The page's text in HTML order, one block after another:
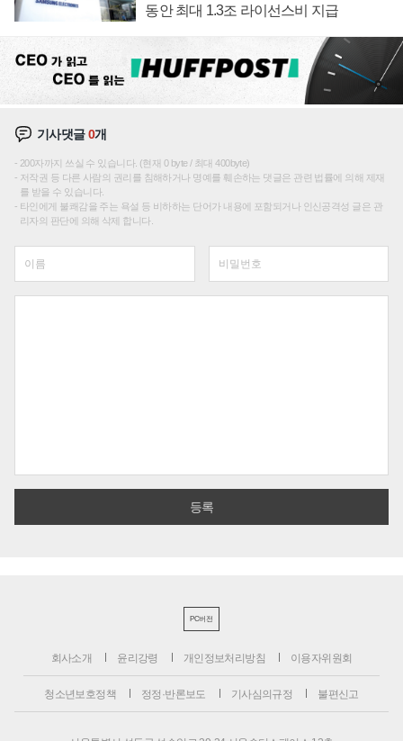
동안 최대 1.3조 라이선스비 지급
기사댓글0개
200자까지 쓰실 수 있습니다. (현재 0 byte / 최대 400byte)
저작권 등 다른 사람의 권리를 침해하거나 명예를 훼손하는 댓글은 관련 법률에 의해 제재
를 받을 수 있습니다.
타인에게 불쾌감을 주는 욕설 등 비하하는 단어가 내용에 포함되거나 인신공격성 글은 관
리자의 판단에 의해 삭제 합니다.
PC버전
회사소개 윤리강령 개인정보처리방침 이용자위원회
청소년보호정책 정정·반론보도 기사심의규정 불편신고